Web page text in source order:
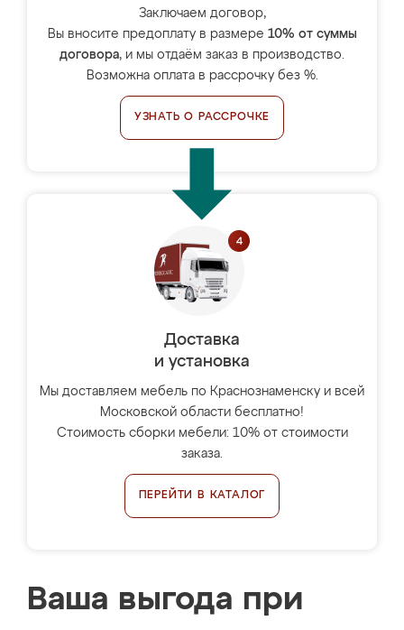
Заключаем договор,
Вы вносите предоплату в размере 10% от суммы
договора, и мы отдаём заказ в производство.
Возможна оплата в рассрочку без %.
УЗНАТЬ О РАССРОЧКЕ
Доставка
и установка
Мы доставляем мебель по Краснознаменску и всей
Московской области бесплатно!
Стоимость сборки мебели: 10% от стоимости
заказа.
ПЕРЕЙТИ В КАТАЛОГ
Ваша выгода при